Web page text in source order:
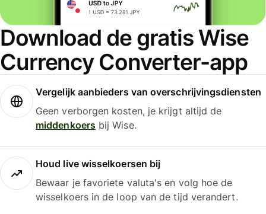
Download de gratis Wise
Currency Converter-app
Vergelijk aanbieders van overschrijvingsdiensten
Geen verborgen kosten, je krijgt altijd de
middenkoersbij Wise.
Houd live wisselkoersen bij
Bewaar je favoriete valuta's en volg hoe de
wisselkoers in de loop van de tijd verandert.